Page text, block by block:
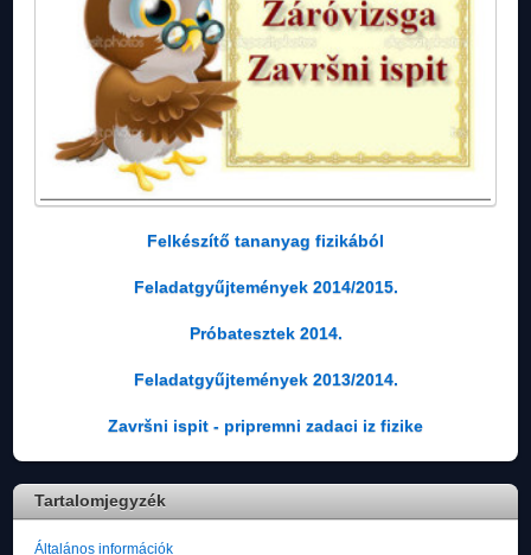
Felkészítő tananyag fizikából
Feladatgyűjtemények 2014/2015.
Próbatesztek 2014.
Feladatgyűjtemények 2013/2014.
Završni ispit - pripremni zadaci iz fizike
Tartalomjegyzék
Általános információk